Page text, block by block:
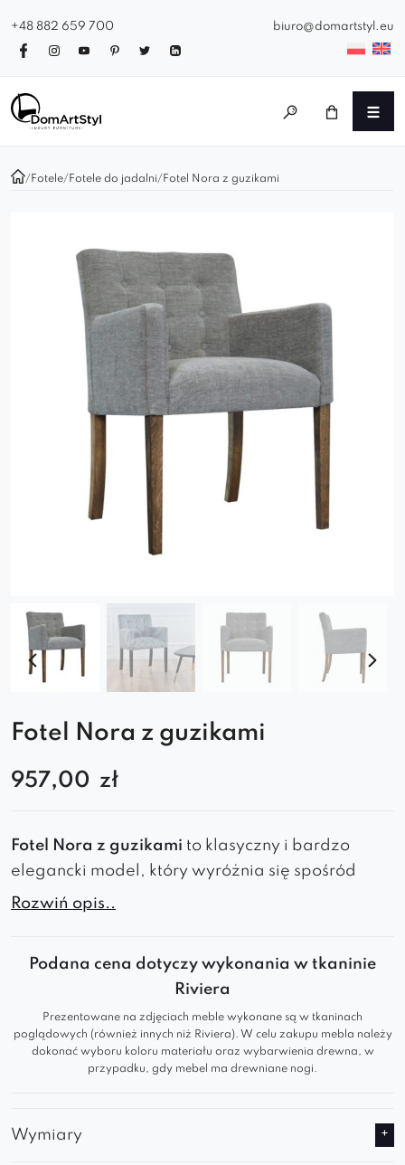
+48 882 659 700 biuro@domartstyl.eu
/ Fotele/ Fotele do jadalni/ Fotel Nora z guzikami
Fotel Nora z guzikami
957,00 zł
Fotel Nora z guzikami to klasyczny i bardzo
elegancki model, który wyróżnia się spośród
innych oparciem
Jest to wyjątkowowygodnymebel z uwagi na
sprężyny faliste zastosowane na siedzisku.
Posiada podnoszące komfortodpoczynku
podłokietniki umiejscowione na optymalnej dla
rąk wysokości.
wnętrz prywatnych
Rozwiń opis..
Podana cena dotyczy wykonania w tkaninie
Riviera
Prezentowane na zdjęciach meble wykonane są w tkaninach
poglądowych (również innych niż Riviera). W celu zakupu mebla należy
dokonać wyboru koloru materiału oraz wybarwienia drewna, w
przypadku, gdy mebel ma drewniane nogi.
Wymiary